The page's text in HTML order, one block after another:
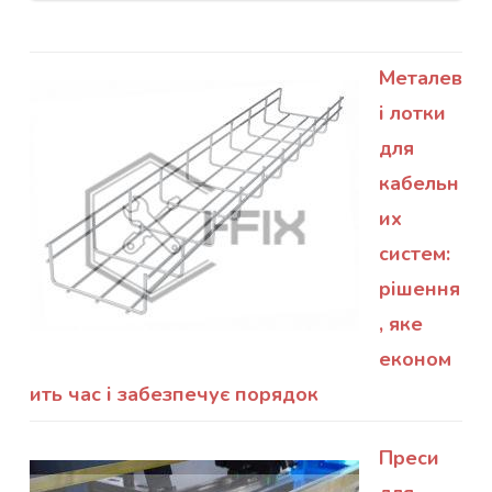
Металев
і лотки
для
кабельн
их
систем:
рішення
, яке
економ
ить час і забезпечує порядок
Преси